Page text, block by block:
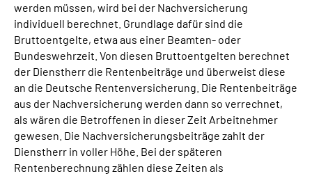
werden müssen, wird bei der Nachversicherung
individuell berechnet. Grundlage dafür sind die
Bruttoentgelte, etwa aus einer Beamten- oder
Bundeswehrzeit. Von diesen Bruttoentgelten berechnet
der Dienstherr die Rentenbeiträge und überweist diese
an die Deutsche Rentenversicherung. Die Rentenbeiträge
aus der Nachversicherung werden dann so verrechnet,
als wären die Betroffenen in dieser Zeit Arbeitnehmer
gewesen. Die Nachversicherungsbeiträge zahlt der
Dienstherr in voller Höhe. Bei der späteren
Rentenberechnung zählen diese Zeiten als